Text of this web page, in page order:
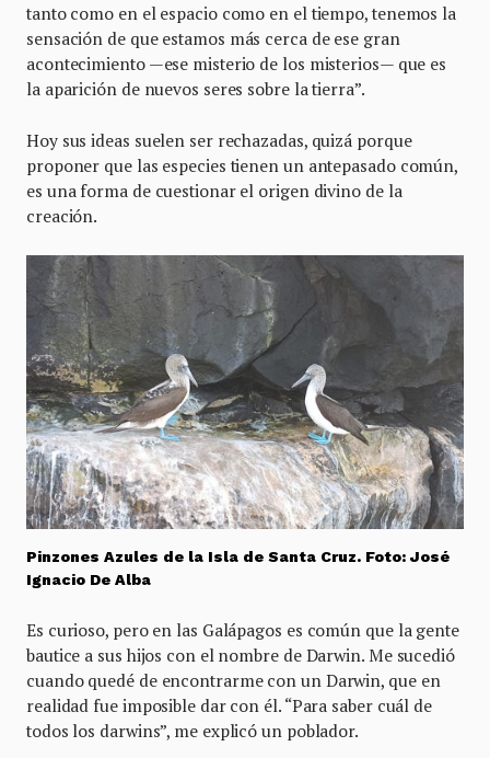
tanto como en el espacio como en el tiempo, tenemos la
sensación de que estamos más cerca de ese gran
acontecimiento —ese misterio de los misterios— que es
la aparición de nuevos seres sobre la tierra”.
Hoy sus ideas suelen ser rechazadas, quizá porque
proponer que las especies tienen un antepasado común,
es una forma de cuestionar el origen divino de la
creación.
Pinzones Azules de la Isla de Santa Cruz. Foto: José
Ignacio De Alba
Es curioso, pero en las Galápagos es común que la gente
bautice a sus hijos con el nombre de Darwin. Me sucedió
cuando quedé de encontrarme con un Darwin, que en
realidad fue imposible dar con él. “Para saber cuál de
todos los darwins”, me explicó un poblador.